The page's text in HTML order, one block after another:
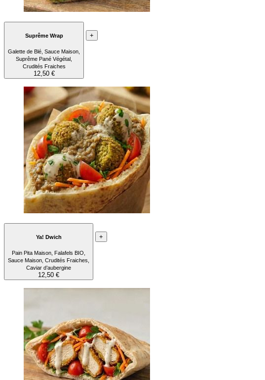
Suprême Wrap
Galette de Blé, Sauce Maison,
Suprême Pané Végétal,
Crudités Fraiches
12,50 €
+
Ya! Dwich
Pain Pita Maison, Falafels BIO,
Sauce Maison, Crudités Fraiches,
Caviar d’aubergine
12,50 €
+